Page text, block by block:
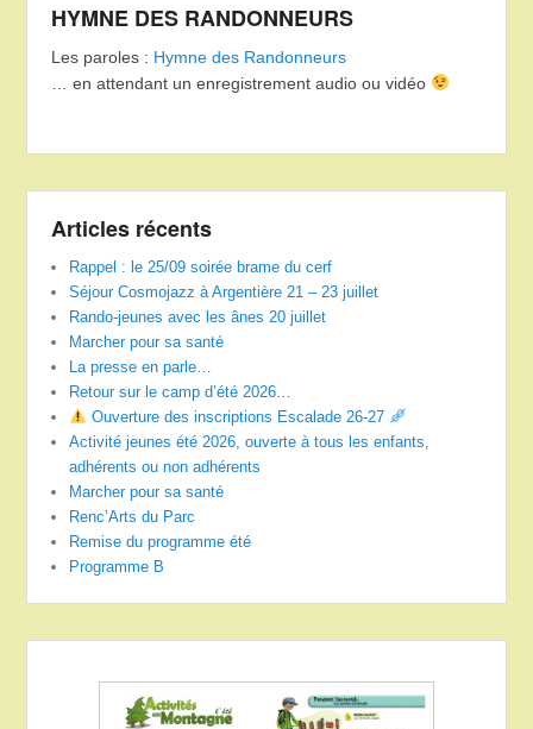
HYMNE DES RANDONNEURS
Les paroles : Hymne des Randonneurs
… en attendant un enregistrement audio ou vidéo
Articles récents
Rappel : le 25/09 soirée brame du cerf
Séjour Cosmojazz à Argentière 21 – 23 juillet
Rando-jeunes avec les ânes 20 juillet
Marcher pour sa santé
La presse en parle…
Retour sur le camp d’été 2026…
Ouverture des inscriptions Escalade 26-27
Activité jeunes été 2026, ouverte à tous les enfants,
adhérents ou non adhérents
Marcher pour sa santé
Renc’Arts du Parc
Remise du programme été
Programme B